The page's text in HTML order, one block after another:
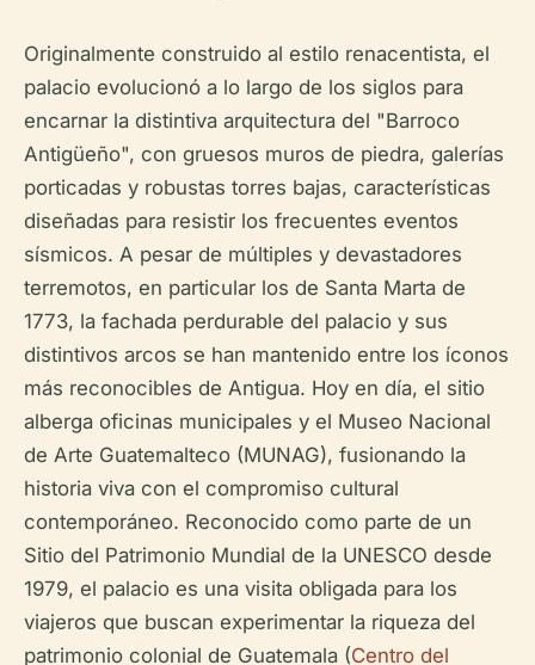
Originalmente construido al estilo renacentista, el
palacio evolucionó a lo largo de los siglos para
encarnar la distintiva arquitectura del "Barroco
Antigüeño", con gruesos muros de piedra, galerías
porticadas y robustas torres bajas, características
diseñadas para resistir los frecuentes eventos
sísmicos. A pesar de múltiples y devastadores
terremotos, en particular los de Santa Marta de
1773, la fachada perdurable del palacio y sus
distintivos arcos se han mantenido entre los íconos
más reconocibles de Antigua. Hoy en día, el sitio
alberga oficinas municipales y el Museo Nacional
de Arte Guatemalteco (MUNAG), fusionando la
historia viva con el compromiso cultural
contemporáneo. Reconocido como parte de un
Sitio del Patrimonio Mundial de la UNESCO desde
1979, el palacio es una visita obligada para los
viajeros que buscan experimentar la riqueza del
patrimonio colonial de Guatemala (Centro del